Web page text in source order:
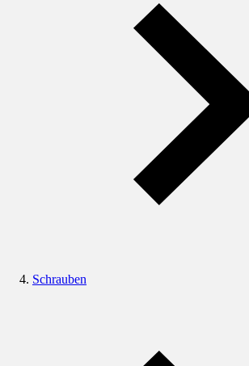
Schrauben